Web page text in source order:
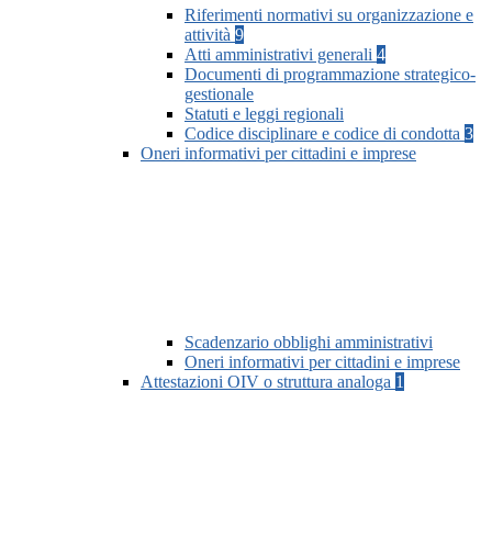
Riferimenti normativi su organizzazione e
attività 9
Atti amministrativi generali 4
Documenti di programmazione strategico-
gestionale
Statuti e leggi regionali
Codice disciplinare e codice di condotta 3
Oneri informativi per cittadini e imprese
Scadenzario obblighi amministrativi
Oneri informativi per cittadini e imprese
Attestazioni OIV o struttura analoga 1